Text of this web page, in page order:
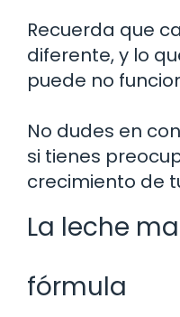
Recuerda que
diferente, y lo
puede no
No dudes en
si tienes
crecimiento de
La leche
fórmula